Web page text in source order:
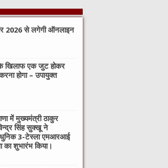
2026 से लगेगी ऑनलाइन
खिलाफ एक जुट होकर
होगा – उपायुक्त
में मुख्यमंत्री ठाकुर
सिंह सुक्खू ने
3-टेस्ला एमआरआई
का शुभारंभ किया।